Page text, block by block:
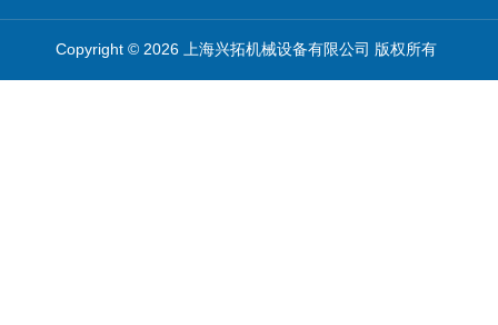
Copyright © 2026 上海兴拓机械设备有限公司 版权所有